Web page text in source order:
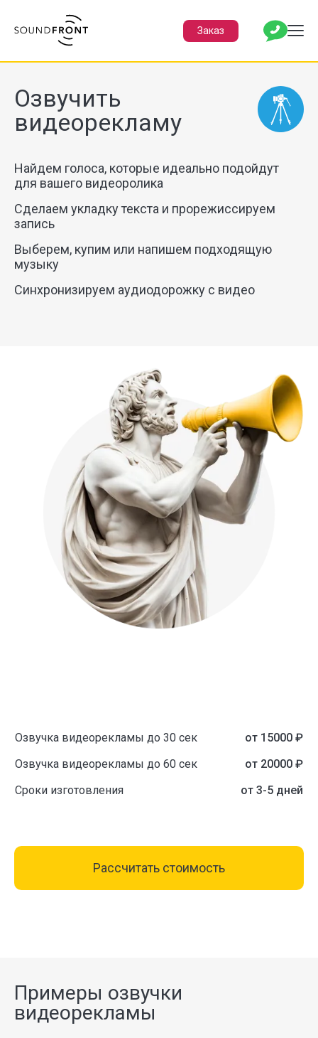
Заказ
Озвучить
видеорекламу
Найдем голоса, которые идеально подойдут
для вашего видеоролика
Сделаем укладку текста и прорежиссируем
запись
Выберем, купим или напишем подходящую
музыку
Синхронизируем аудиодорожку с видео
Озвучка видеорекламы до 30 сек
от 15000 ₽
Озвучка видеорекламы до 60 сек
от 20000 ₽
Сроки изготовления
от 3-5 дней
Рассчитать стоимость
Примеры озвучки
видеорекламы